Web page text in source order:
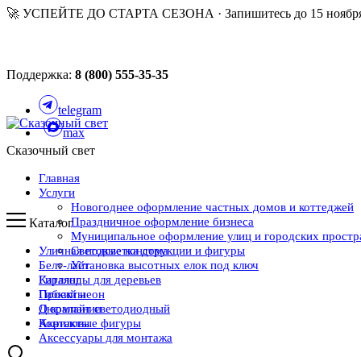
🚀 УСПЕЙТЕ ДО СТАРТА СЕЗОНА · Запишитесь до 15 ноября
Поддержка: 8 (800) 555-35-35
telegram
max
Сказочный свет
Главная
Услуги
Новогоднее оформление частных домов и коттеджей
Праздничное оформление бизнеса
Муниципальное оформление улиц и городских
Световые конструкции и фигуры
Установка высотных елок под ключ
Каталог
Проекты
О компании
Контакты
Каталог
Уличная подсветка дома
Белт-лайт
Гирлянды для деревьев
Гибкий неон
Дюралайт светодиодный
Акриловые фигуры
Аксессуары для монтажа